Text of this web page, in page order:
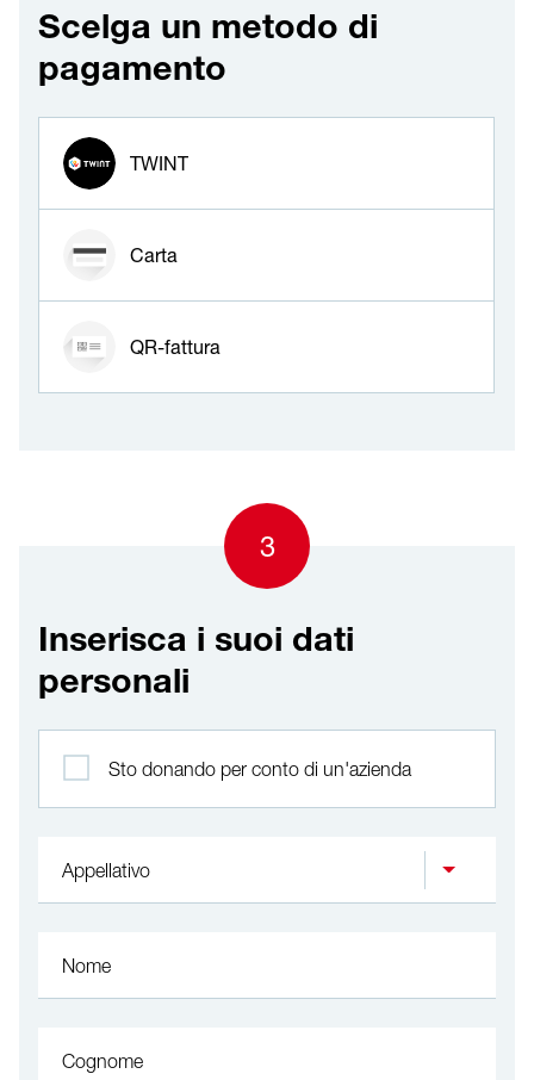
Scelga un metodo di
pagamento
TWINT
Carta
QR-fattura
3
Inserisca i suoi dati
personali
Sto donando per conto di un'azienda
Appellativo
Nome
Cognome